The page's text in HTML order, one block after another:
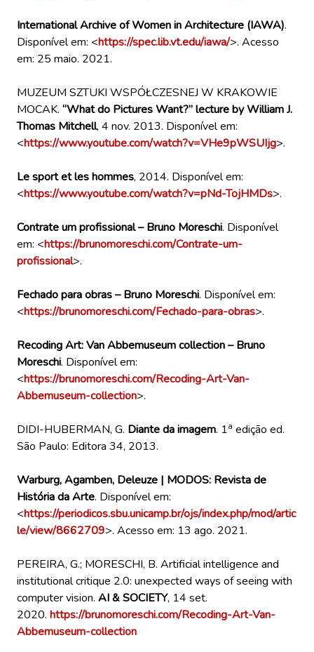
International Archive of Women in Architecture (IAWA).
Disponível em: <https://spec.lib.vt.edu/iawa/>. Acesso
em: 25 maio. 2021.
MUZEUM SZTUKI WSPÓŁCZESNEJ W KRAKOWIE
MOCAK. “What do Pictures Want?” lecture by William J.
Thomas Mitchell, 4 nov. 2013. Disponível em:
<https://www.youtube.com/watch?v=VHe9pWSUIjg>.
Le sport et les hommes, 2014. Disponível em:
<https://www.youtube.com/watch?v=pNd-TojHMDs>.
Contrate um profissional – Bruno Moreschi. Disponível
em: <https://brunomoreschi.com/Contrate-um-
profissional>.
Fechado para obras – Bruno Moreschi. Disponível em:
<https://brunomoreschi.com/Fechado-para-obras>.
Recoding Art: Van Abbemuseum collection – Bruno
Moreschi. Disponível em:
<https://brunomoreschi.com/Recoding-Art-Van-
Abbemuseum-collection>.
DIDI-HUBERMAN, G. Diante da imagem. 1a edição ed.
São Paulo: Editora 34, 2013.
Warburg, Agamben, Deleuze | MODOS: Revista de
História da Arte. Disponível em:
<https://periodicos.sbu.unicamp.br/ojs/index.php/mod/artic
le/view/8662709>. Acesso em: 13 ago. 2021.
PEREIRA, G.; MORESCHI, B. Artificial intelligence and
institutional critique 2.0: unexpected ways of seeing with
computer vision. AI & SOCIETY, 14 set.
2020. https://brunomoreschi.com/Recoding-Art-Van-
Abbemuseum-collection